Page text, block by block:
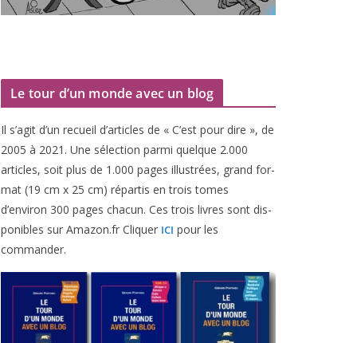
Le tour d’un monde avec un blog
Il s’agit d’un recueil d’ar­ticles de « C’est pour dire », de
2005 à 2021 . Une sélec­tion par­mi quelque 2.000
articles, soit plus de 1 .000 pages illus­trées, grand for­
mat (19 cm x 25 cm) répar­tis en trois tomes
d’environ 300 pages cha­cun. Ces trois livres sont dis­
po­nibles sur Amazon​.fr Cliquer ICI pour les
commander.